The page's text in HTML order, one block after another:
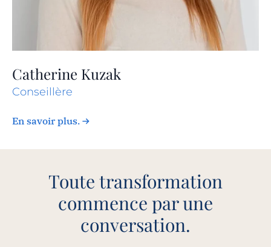
Catherine Kuzak
Conseillère
En savoir plus.
Toute transformation
commence par une
conversation.